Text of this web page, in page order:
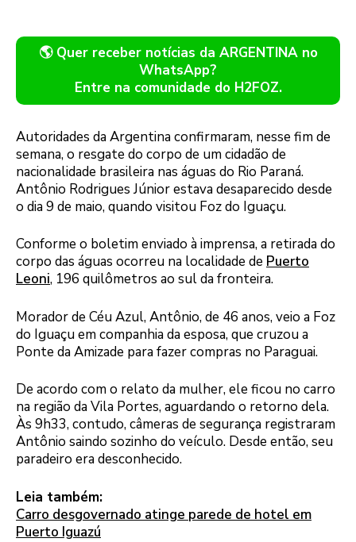
🌎 Quer receber notícias da ARGENTINA no
WhatsApp?
Entre na comunidade do H2FOZ.
Autoridades da Argentina confirmaram, nesse fim de
semana, o resgate do corpo de um cidadão de
nacionalidade brasileira nas águas do Rio Paraná.
Antônio Rodrigues Júnior estava desaparecido desde
o dia 9 de maio, quando visitou Foz do Iguaçu.
Conforme o boletim enviado à imprensa, a retirada do
corpo das águas ocorreu na localidade de Puerto
Leoni, 196 quilômetros ao sul da fronteira.
Morador de Céu Azul, Antônio, de 46 anos, veio a Foz
do Iguaçu em companhia da esposa, que cruzou a
Ponte da Amizade para fazer compras no Paraguai.
De acordo com o relato da mulher, ele ficou no carro
na região da Vila Portes, aguardando o retorno dela.
Às 9h33, contudo, câmeras de segurança registraram
Antônio saindo sozinho do veículo. Desde então, seu
paradeiro era desconhecido.
Leia também:
Carro desgovernado atinge parede de hotel em
Puerto Iguazú